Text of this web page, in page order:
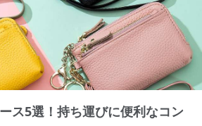
ス5選！持ち運びに便利なコン